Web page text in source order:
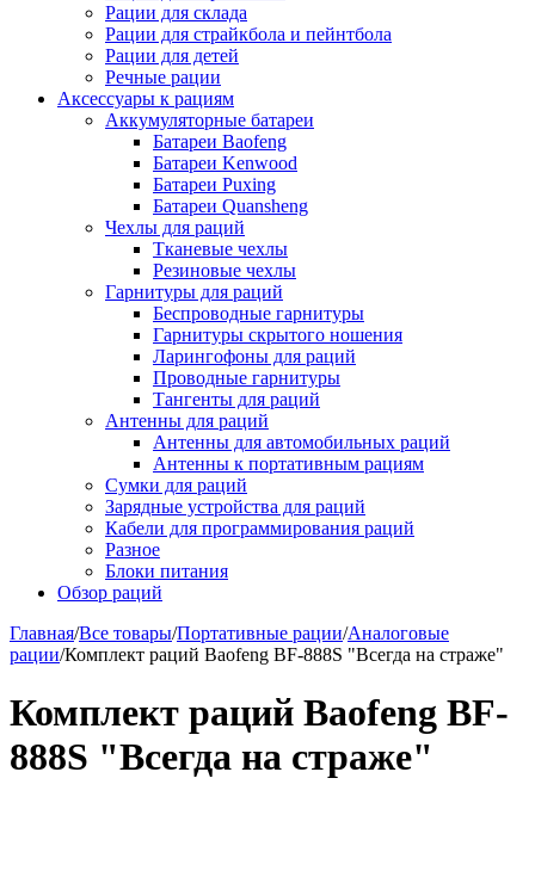
Рации для склада
Рации для страйкбола и пейнтбола
Рации для детей
Речные рации
Аксессуары к рациям
Аккумуляторные батареи
Батареи Baofeng
Батареи Kenwood
Батареи Puxing
Батареи Quansheng
Чехлы для раций
Тканевые чехлы
Резиновые чехлы
Гарнитуры для раций
Беспроводные гарнитуры
Гарнитуры скрытого ношения
Ларингофоны для раций
Проводные гарнитуры
Тангенты для раций
Антенны для раций
Антенны для автомобильных раций
Антенны к портативным рациям
Сумки для раций
Зарядные устройства для раций
Кабели для программирования раций
Разное
Блоки питания
Обзор раций
Главная/Все товары/Портативные рации/Аналоговые
рации/Комплект раций Baofeng BF-888S "Всегда на страже"
Комплект раций Baofeng BF-
888S "Всегда на страже"